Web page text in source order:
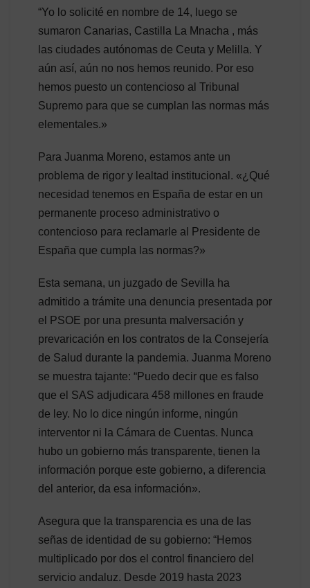
“Yo lo solicité en nombre de 14, luego se
sumaron Canarias, Castilla La Mnacha , más
las ciudades autónomas de Ceuta y Melilla. Y
aún así, aún no nos hemos reunido. Por eso
hemos puesto un contencioso al Tribunal
Supremo para que se cumplan las normas más
elementales.»
Para Juanma Moreno, estamos ante un
problema de rigor y lealtad institucional. «¿Qué
necesidad tenemos en España de estar en un
permanente proceso administrativo o
contencioso para reclamarle al Presidente de
España que cumpla las normas?»
Esta semana, un juzgado de Sevilla ha
admitido a trámite una denuncia presentada por
el PSOE por una presunta malversación y
prevaricación en los contratos de la Consejería
de Salud durante la pandemia. Juanma Moreno
se muestra tajante: “Puedo decir que es falso
que el SAS adjudicara 458 millones en fraude
de ley. No lo dice ningún informe, ningún
interventor ni la Cámara de Cuentas. Nunca
hubo un gobierno más transparente, tienen la
información porque este gobierno, a diferencia
del anterior, da esa información».
Asegura que la transparencia es una de las
señas de identidad de su gobierno: “Hemos
multiplicado por dos el control financiero del
servicio andaluz. Desde 2019 hasta 2023